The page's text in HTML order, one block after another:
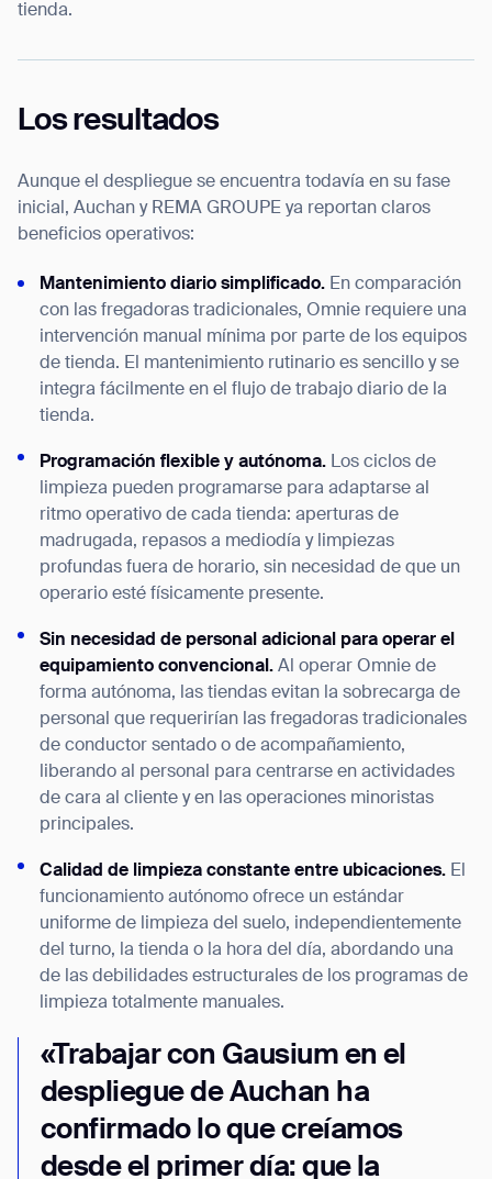
tienda.
Los resultados
Aunque el despliegue se encuentra todavía en su fase
inicial, Auchan y REMA GROUPE ya reportan claros
beneficios operativos:
Mantenimiento diario simplificado. En comparación
con las fregadoras tradicionales, Omnie requiere una
intervención manual mínima por parte de los equipos
de tienda. El mantenimiento rutinario es sencillo y se
integra fácilmente en el flujo de trabajo diario de la
tienda.
Programación flexible y autónoma. Los ciclos de
limpieza pueden programarse para adaptarse al
ritmo operativo de cada tienda: aperturas de
madrugada, repasos a mediodía y limpiezas
profundas fuera de horario, sin necesidad de que un
operario esté físicamente presente.
Sin necesidad de personal adicional para operar el
equipamiento convencional. Al operar Omnie de
forma autónoma, las tiendas evitan la sobrecarga de
personal que requerirían las fregadoras tradicionales
de conductor sentado o de acompañamiento,
liberando al personal para centrarse en actividades
de cara al cliente y en las operaciones minoristas
principales.
Calidad de limpieza constante entre ubicaciones. El
funcionamiento autónomo ofrece un estándar
uniforme de limpieza del suelo, independientemente
del turno, la tienda o la hora del día, abordando una
de las debilidades estructurales de los programas de
limpieza totalmente manuales.
«Trabajar con Gausium en el
despliegue de Auchan ha
confirmado lo que creíamos
desde el primer día: que la